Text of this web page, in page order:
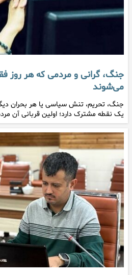
جنگ، گرانی و مردمی که هر روز
می‌شوند
جنگ، تحریم، تنش سیاسی یا هر بحران
یک نقطه مشترک دارد؛ اولین قربانی آن